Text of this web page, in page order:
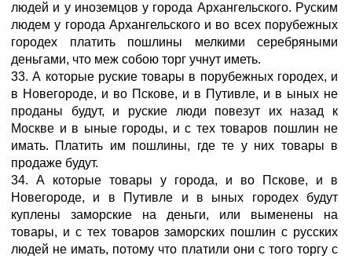
людей и у иноземцов у города Архангельского. Руским
людем у города Архангельского и во всех порубежных
городех платить пошлины мелкими серебряными
деньгами, что меж собою торг учнут иметь.
33. А которые руские товары в порубежных городех, и
в Новегороде, и во Пскове, и в Путивле, и в ыных не
проданы будут, и руские люди повезут их назад к
Москве и в ыные городы, и с тех товаров пошлин не
имать. Платить им пошлины, где те у них товары в
продаже будут.
34. А которые товары у города, и во Пскове, и в
Новегороде, и в Путивле и в ыных городех будут
куплены заморские на деньги, или выменены на
товары, и с тех товаров заморских пошлин с русских
людей не имать, потому что платили они с того торгу с